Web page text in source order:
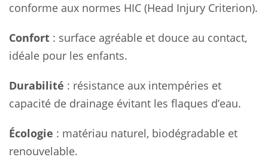
conforme aux normes HIC (Head Injury Criterion).
Confort : surface agréable et douce au contact,
idéale pour les enfants.
Durabilité : résistance aux intempéries et
capacité de drainage évitant les flaques d’eau.
Écologie : matériau naturel, biodégradable et
renouvelable.